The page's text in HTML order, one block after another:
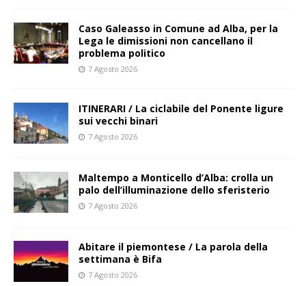
Caso Galeasso in Comune ad Alba, per la
Lega le dimissioni non cancellano il
problema politico
7 Agosto 2026
ITINERARI / La ciclabile del Ponente ligure
sui vecchi binari
7 Agosto 2026
Maltempo a Monticello d’Alba: crolla un
palo dell’illuminazione dello sferisterio
7 Agosto 2026
Abitare il piemontese / La parola della
settimana è Bifa
7 Agosto 2026